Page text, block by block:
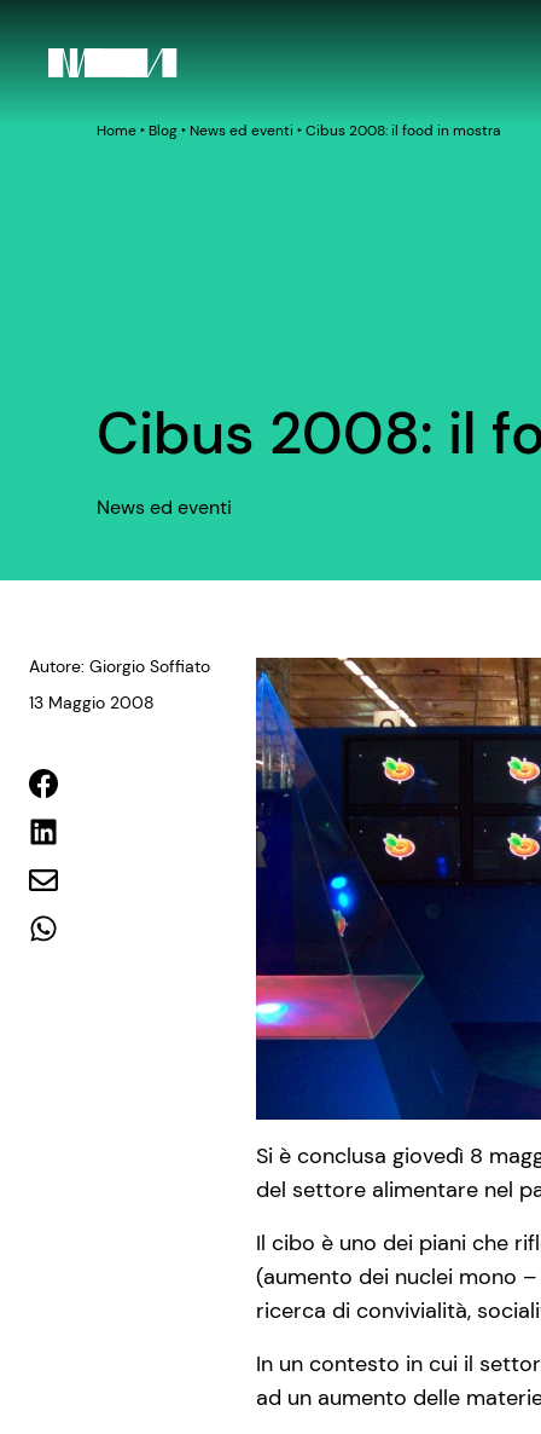
Home‣ Blog‣ News ed eventi ‣Cibus 2008: il food in mostra
Cibus 2008: il
News ed eventi
Autore: Giorgio Soffiato
13 Maggio 2008
Si è conclusa giovedì 8
del settore alimentare nel
Il cibo è uno dei piani che
(aumento dei nuclei mono
ricerca di convivialità,
In un contesto in cui il
ad un aumento delle